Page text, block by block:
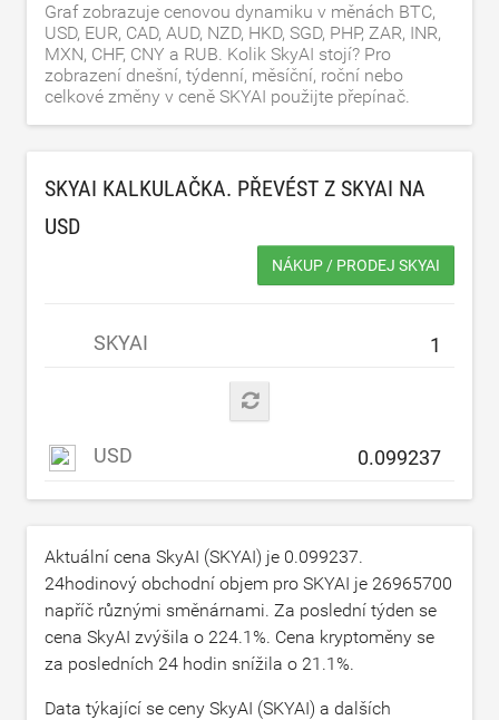
Graf zobrazuje cenovou dynamiku v měnách BTC,
USD, EUR, CAD, AUD, NZD, HKD, SGD, PHP, ZAR, INR,
MXN, CHF, CNY a RUB. Kolik SkyAI stojí? Pro
zobrazení dnešní, týdenní, měsíční, roční nebo
celkové změny v ceně SKYAI použijte přepínač.
SKYAI KALKULAČKA. PŘEVÉST Z SKYAI NA
USD
NÁKUP / PRODEJ SKYAI
SKYAI
USD
Aktuální cena SkyAI (SKYAI) je 0.099237.
24hodinový obchodní objem pro SKYAI je 26965700
napříč různými směnárnami. Za poslední týden se
cena SkyAI zvýšila o 224.1%. Cena kryptoměny se
za posledních 24 hodin snížila o 21.1%.
Data týkající se ceny SkyAI (SKYAI) a dalších